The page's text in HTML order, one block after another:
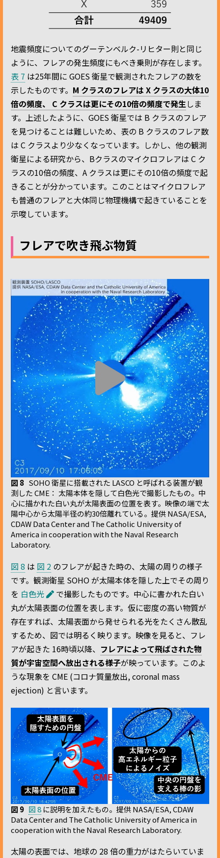
地震頻度についてのグーテンベルク-リヒター則と同じ
ように、フレアの発生頻度にもべき乗則が存在します。
表 7 は25年間に GOES 衛星で観測されたフレアの数を
示したものです。 M クラスのフレアは X クラスの大体10
倍の頻度、 C クラスは更にその10倍の頻度で発生しま
す。上述したように、GOES 衛星では B クラスのフレア
を見つけることは難しいため、表の B クラスのフレア数
は C クラスより少なくなっています。しかし、他の観測
衛星による研究から、Bクラスのマイクロフレアは C ク
ラスの10倍の頻度、A クラスは更にその10倍の頻度で起
きることが分かっています。このことはマイクロフレア
も普通のフレアと大体同じ物理機構で起きていることを
示唆しています。
フレアで吹き飛ぶ物質
図 8 SOHO 衛星に搭載された LASCO と呼ばれる装置が観
測した CME： 太陽本体を隠して白色光で撮影したもの。中
心に描かれた白い丸が太陽表面の位置を表す。映像の端で太
陽中心から太陽半径の約30倍離れている。提供 NASA/ESA,
CDAW Data Center and The Catholic University of
America in cooperation with the Naval Research
Laboratory.
図 8 は 図 2 のフレアが起きた時の、太陽の周りの様子
です。観測衛星 SOHO が太陽本体を隠した上でその周り
を 白色光
で撮影したものです。中心に書かれた白い
丸が太陽表面の位置を表します。仮に密度の高い物質が
存在すれば、太陽表面から発せられる光をたくさん散乱
するため、図では明るく映ります。映像を見ると、フレ
アが起きた 16時頃以降、 フレアによって飛ばされた物
質が宇宙空間へ放出される様子が映っています。このよ
うな現象を CME (コロナ質量放出, coronal mass
ejection) と言います。
図 9 図 8 に説明を加えたもの。提供 NASA/ESA, CDAW
Data Center and The Catholic University of America in
cooperation with the Naval Research Laboratory.
太陽の表面では、地球の 28 倍の重力がはたらいていま